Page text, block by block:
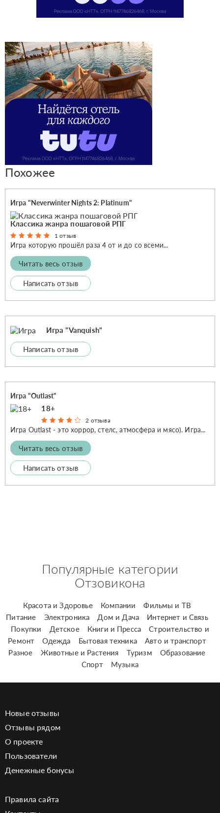
Похожее
Игра "Neverwinter Nights 2: Platinum"
Классика жанра пошаговой РПГ
1 отзыв
Игра которую прошёл раза 4 от и до со всеми...
Читать весь отзыв
Написать отзыв
Игра "Vanquish"
Написать отзыв
Игра "Outlast"
18+
2 отзыва
Игра Outlast - это хоррор, стелс, атмосфера и мясо). Игра...
Читать весь отзыв
Написать отзыв
Популярные категории
Отзовикона
Красота и Здоровье Компании
Фильмы и ТВ
Питание
Электроника Дом и Дача
Интернет и Связь
Покупки
Детское Книги и Пресса
Строительство и
Ремонт
Одежда Бытовая техника
Авто и транспорт
Разное
Животные и Растения Туризм
Образование
Спорт
Музыка
Новые отзывы
Отзывы рядом
О проекте
Пользователи
Денежные бонусы
Правила сайта